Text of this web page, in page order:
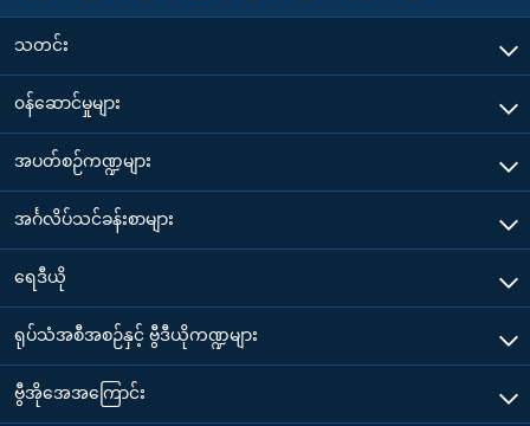
သတင်း
၀န်ဆောင်မှုများ
အပတ်စဉ်ကဏ္ဍများ
အင်္ဂလိပ်သင်ခန်းစာများ
ရေဒီယို
ရုပ်သံအစီအစဉ်နှင့် ဗွီဒီယိုကဏ္ဍများ
ဗွီအိုအေအကြောင်း